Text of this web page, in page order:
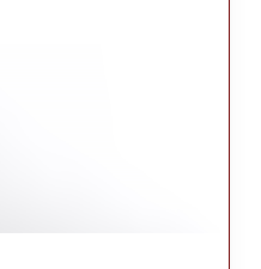
さんあります。 .
サール城、アフィヨンカ
ラヒサール ウル ジャー
多くの史跡があります。
際のヒントをいくつかご